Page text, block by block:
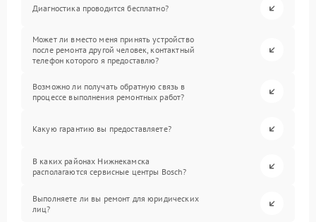
Диагностика проводится бесплатно?
Может ли вместо меня принять устройство
после ремонта другой человек, контактный
телефон которого я предоставлю?
Возможно ли получать обратную связь в
процессе выполнения ремонтных работ?
Какую гарантию вы предоставляете?
В каких районах Нижнекамска
располагаются сервисные центры Bosch?
Выполняете ли вы ремонт для юридических
лиц?